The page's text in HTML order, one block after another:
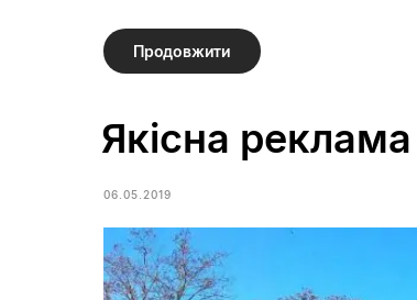
Продовжити
Якісна
06.05.2019